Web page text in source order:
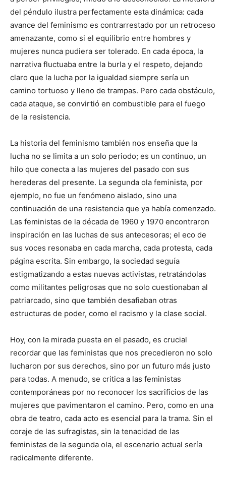
del péndulo ilustra perfectamente esta dinámica: cada
avance del feminismo es contrarrestado por un retroceso
amenazante, como si el equilibrio entre hombres y
mujeres nunca pudiera ser tolerado. En cada época, la
narrativa fluctuaba entre la burla y el respeto, dejando
claro que la lucha por la igualdad siempre sería un
camino tortuoso y lleno de trampas. Pero cada obstáculo,
cada ataque, se convirtió en combustible para el fuego
de la resistencia.
La historia del feminismo también nos enseña que la
lucha no se limita a un solo periodo; es un continuo, un
hilo que conecta a las mujeres del pasado con sus
herederas del presente. La segunda ola feminista, por
ejemplo, no fue un fenómeno aislado, sino una
continuación de una resistencia que ya había comenzado.
Las feministas de la década de 1960 y 1970 encontraron
inspiración en las luchas de sus antecesoras; el eco de
sus voces resonaba en cada marcha, cada protesta, cada
página escrita. Sin embargo, la sociedad seguía
estigmatizando a estas nuevas activistas, retratándolas
como militantes peligrosas que no solo cuestionaban al
patriarcado, sino que también desafiaban otras
estructuras de poder, como el racismo y la clase social.
Hoy, con la mirada puesta en el pasado, es crucial
recordar que las feministas que nos precedieron no solo
lucharon por sus derechos, sino por un futuro más justo
para todas. A menudo, se critica a las feministas
contemporáneas por no reconocer los sacrificios de las
mujeres que pavimentaron el camino. Pero, como en una
obra de teatro, cada acto es esencial para la trama. Sin el
coraje de las sufragistas, sin la tenacidad de las
feministas de la segunda ola, el escenario actual sería
radicalmente diferente.